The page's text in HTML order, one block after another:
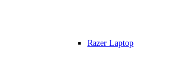
Razer Laptop
Asus ROG Gaming